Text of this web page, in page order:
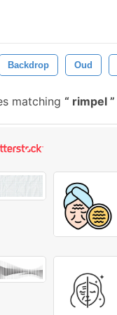
Backdrop Oud
matching rimpel